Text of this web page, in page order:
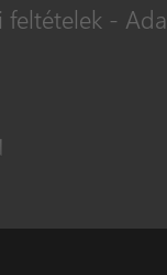
feltételek -